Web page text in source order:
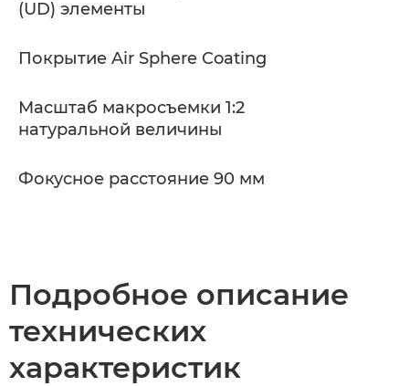
(UD) элементы
Покрытие Air Sphere Coating
Масштаб макросъемки 1:2
натуральной величины
Фокусное расстояние 90 мм
Подробное описание
технических
характеристик